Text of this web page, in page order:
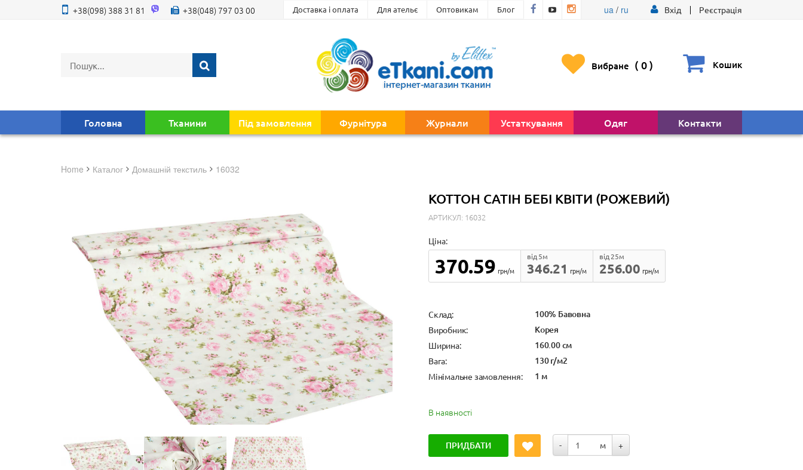
+38(098) 388 31 81 +38(048) 797 03 00 Доставка і оплата Для ательє Оптовикам Блог ua/ ru Вхід Реєстрація
Вибране ( 0) Кошик
Головна Тканини Під замовлення Фурнітура Журнали Устаткування Одяг Контакти
Home Каталог домашній текстиль 16032
КОТТОН САТІН БЕБІ КВІТИ (РОЖЕВИЙ)
АРТИКУЛ: 16032
Ціна:
370.59 грн/м 346.21
від 5м
грн/м
256.00
від 25м
грн/м
Cклад: 100% Бавовна
Виробник: Корея
Ширина: 160.00 см
Вага: 130 г/м2
Мінімальне замовлення: 1 м
В наявності
ПРИДБАТИ - м +